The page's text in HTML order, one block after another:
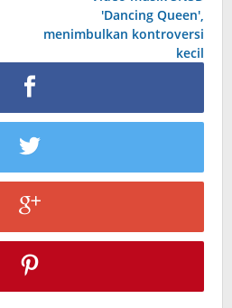
'Dancing Queen',
menimbulkan kontroversi
kecil